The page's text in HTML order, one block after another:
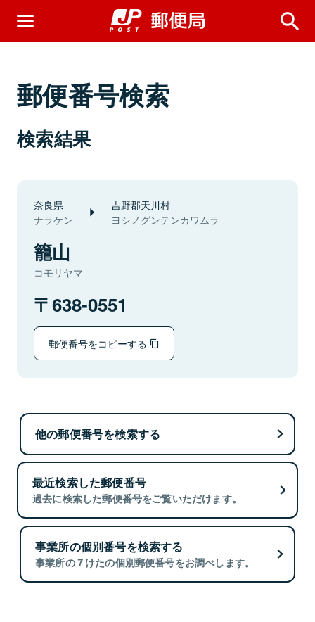
郵便番号検索
検索結果
奈良県
ナラケン
吉野郡天川村
ヨシノグンテンカワムラ
籠山
コモリヤマ
638-0551
郵便番号をコピーする
他の郵便番号を検索する
最近検索した郵便番号
過去に検索した郵便番号をご覧いただけます。
事業所の個別番号を検索する
事業所の７けたの個別郵便番号をお調べします。